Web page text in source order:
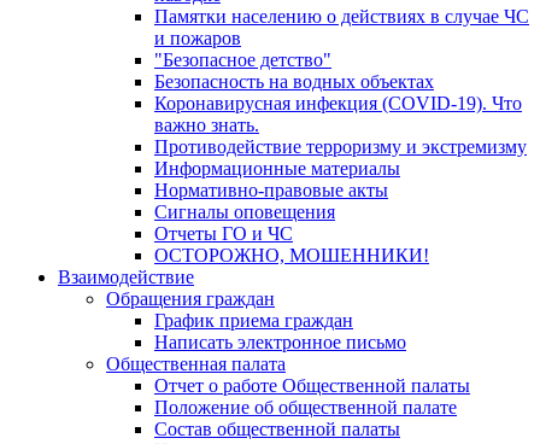
Памятки населению о действиях в случае ЧС
и пожаров
"Безопасное детство"
Безопасность на водных объектах
Коронавирусная инфекция (COVID-19). Что
важно знать.
Противодействие терроризму и экстремизму
Информационные материалы
Нормативно-правовые акты
Сигналы оповещения
Отчеты ГО и ЧС
ОСТОРОЖНО, МОШЕННИКИ!
Взаимодействие
Обращения граждан
График приема граждан
Написать электронное письмо
Общественная палата
Отчет о работе Общественной палаты
Положение об общественной палате
Состав общественной палаты